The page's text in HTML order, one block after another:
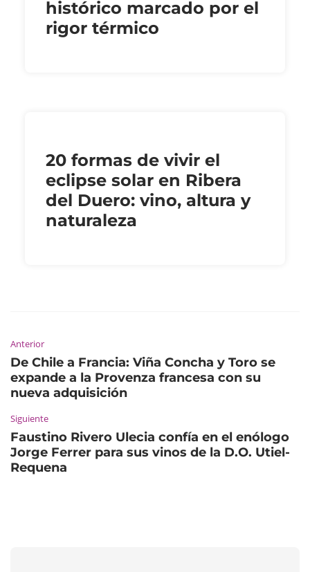
histórico marcado por el
rigor térmico
20 formas de vivir el
eclipse solar en Ribera
del Duero: vino, altura y
naturaleza
Anterior
De Chile a Francia: Viña Concha y Toro se
expande a la Provenza francesa con su
nueva adquisición
Siguiente
Faustino Rivero Ulecia confía en el enólogo
Jorge Ferrer para sus vinos de la D.O. Utiel-
Requena